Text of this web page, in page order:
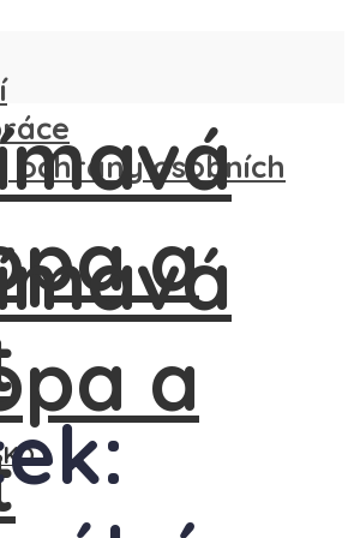
ochrany osobních